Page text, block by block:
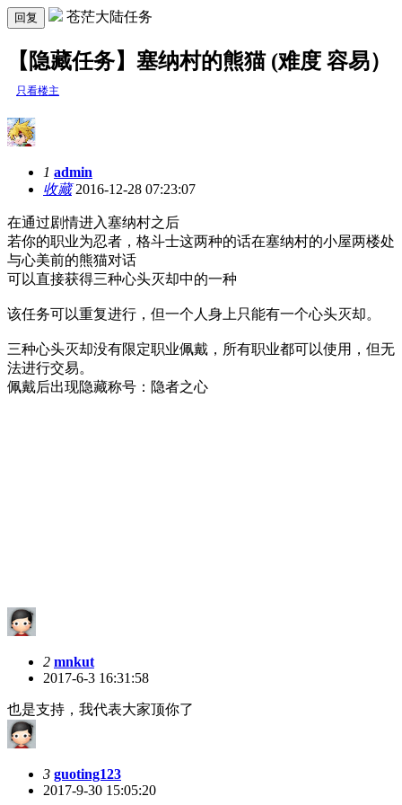
回复 苍茫大陆任务
【隐藏任务】塞纳村的熊猫 (难度 容易）
只看楼主
1 admin
收藏2016-12-28 07:23:07
在通过剧情进入塞纳村之后
若你的职业为忍者，格斗士这两种的话在塞纳村的小屋两楼处
与心美前的熊猫对话
可以直接获得三种心头灭却中的一种
该任务可以重复进行，但一个人身上只能有一个心头灭却。
三种心头灭却没有限定职业佩戴，所有职业都可以使用，但无
法进行交易。
佩戴后出现隐藏称号：隐者之心
2 mnkut
2017-6-3 16:31:58
也是支持，我代表大家顶你了
3 guoting123
2017-9-30 15:05:20